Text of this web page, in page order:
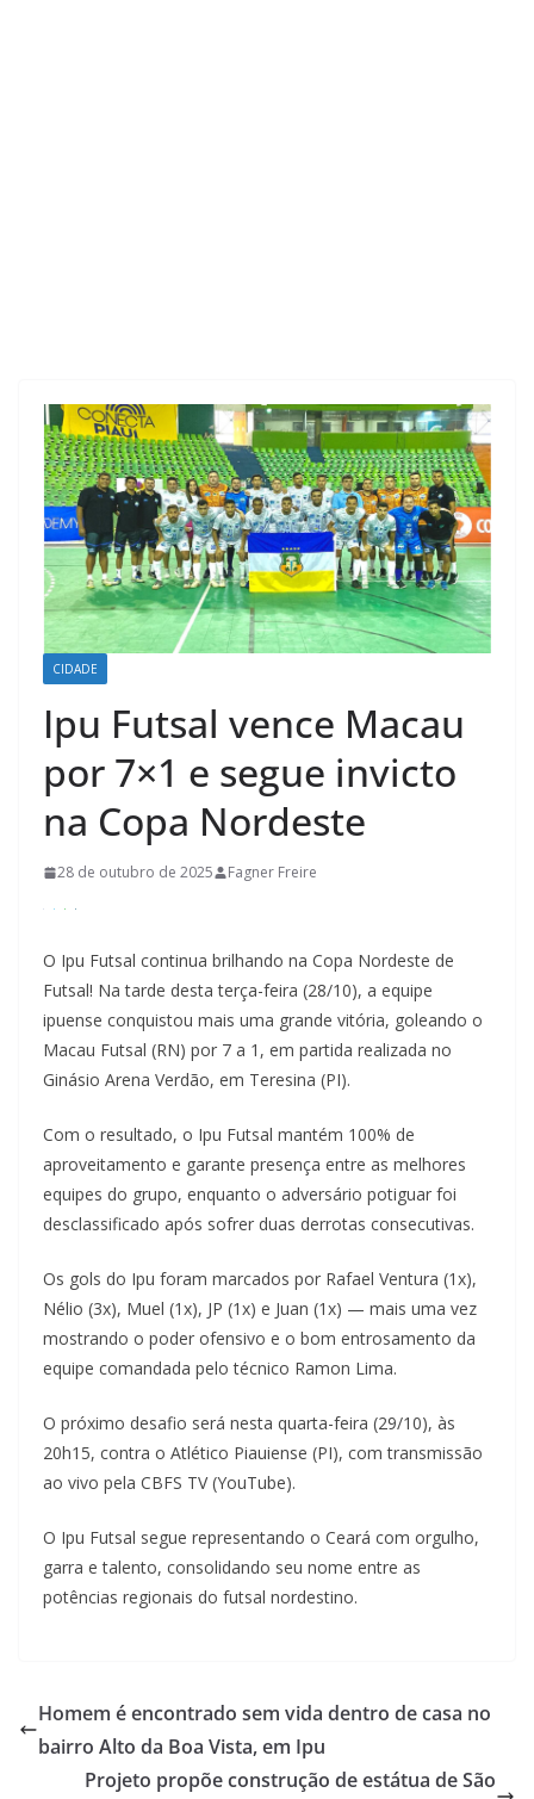
CIDADE
Ipu Futsal vence Macau
por 7×1 e segue invicto
na Copa Nordeste
28 de outubro de 2025 Fagner Freire
O Ipu Futsal continua brilhando na Copa Nordeste de
Futsal! Na tarde desta terça-feira (28/10), a equipe
ipuense conquistou mais uma grande vitória, goleando o
Macau Futsal (RN) por 7 a 1, em partida realizada no
Ginásio Arena Verdão, em Teresina (PI).
Com o resultado, o Ipu Futsal mantém 100% de
aproveitamento e garante presença entre as melhores
equipes do grupo, enquanto o adversário potiguar foi
desclassificado após sofrer duas derrotas consecutivas.
Os gols do Ipu foram marcados por Rafael Ventura (1x),
Nélio (3x), Muel (1x), JP (1x) e Juan (1x) — mais uma vez
mostrando o poder ofensivo e o bom entrosamento da
equipe comandada pelo técnico Ramon Lima.
O próximo desafio será nesta quarta-feira (29/10), às
20h15, contra o Atlético Piauiense (PI), com transmissão
ao vivo pela CBFS TV (YouTube).
O Ipu Futsal segue representando o Ceará com orgulho,
garra e talento, consolidando seu nome entre as
potências regionais do futsal nordestino.
Homem é encontrado sem vida dentro de casa no
bairro Alto da Boa Vista, em Ipu
Projeto propõe construção de estátua de São